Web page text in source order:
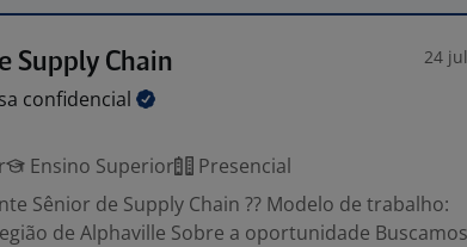
Supply Chain 24 jul
confidencial
Ensino Superior
Presencial
Sênior de Supply Chain ?? Modelo de trabalho:
de Alphaville Sobre a oportunidade Buscamos